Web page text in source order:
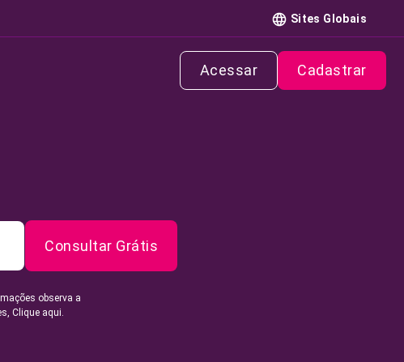
Sites Globais
Acessar Cadastrar
Consultar Grátis
observa a
Clique aqui.